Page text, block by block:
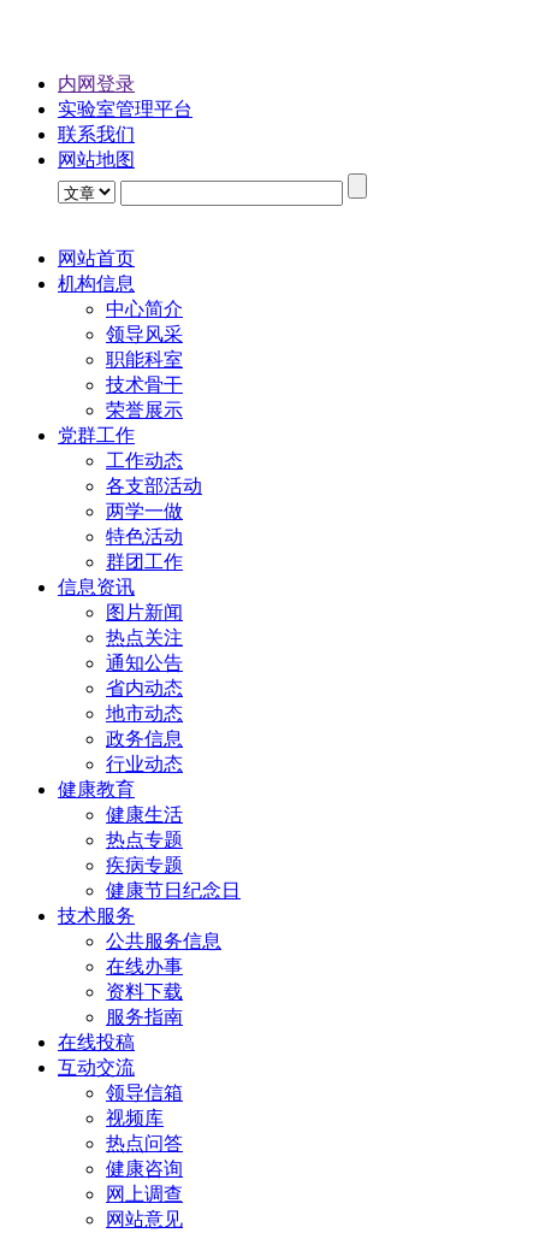
内网登录
实验室管理平台
联系我们
网站地图
网站首页
机构信息
中心简介
领导风采
职能科室
技术骨干
荣誉展示
党群工作
工作动态
各支部活动
两学一做
特色活动
群团工作
信息资讯
图片新闻
热点关注
通知公告
省内动态
地市动态
政务信息
行业动态
健康教育
健康生活
热点专题
疾病专题
健康节日纪念日
技术服务
公共服务信息
在线办事
资料下载
服务指南
在线投稿
互动交流
领导信箱
视频库
热点问答
健康咨询
网上调查
网站意见